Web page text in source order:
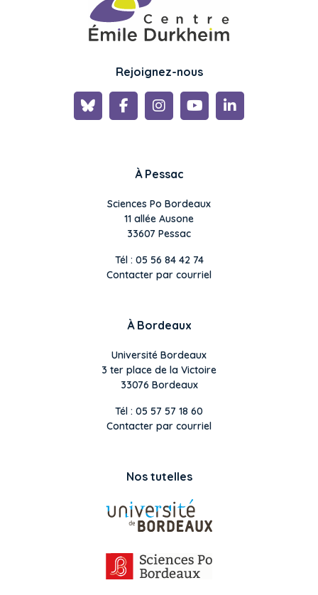
Rejoignez-nous
À Pessac
Sciences Po Bordeaux
11 allée Ausone
33607 Pessac
Tél : 05 56 84 42 74
Contacter par courriel
À Bordeaux
Université Bordeaux
3 ter place de la Victoire
33076 Bordeaux
Tél : 05 57 57 18 60
Contacter par courriel
Nos tutelles